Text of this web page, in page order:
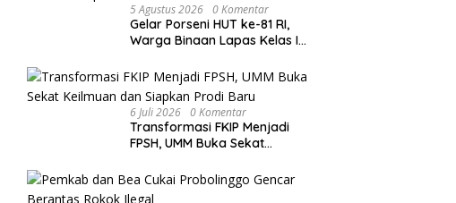
5 Agustus 2026 0 Komentar
Gelar Porseni HUT ke-81 RI,
Warga Binaan Lapas Kelas I
Sportivitas dan Kekompakan
6 Juli 2026 0 Komentar
Transformasi FKIP Menjadi
FPSH, UMM Buka Sekat
Baru